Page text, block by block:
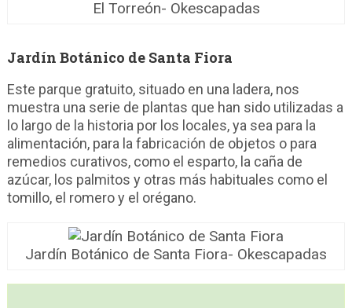
El Torreón- Okescapadas
Jardín Botánico de Santa Fiora
Este parque gratuito, situado en una ladera, nos
muestra una serie de plantas que han sido utilizadas a
lo largo de la historia por los locales, ya sea para la
alimentación, para la fabricación de objetos o para
remedios curativos, como el esparto, la caña de
azúcar, los palmitos y otras más habituales como el
tomillo, el romero y el orégano.
Jardín Botánico de Santa Fiora- Okescapadas